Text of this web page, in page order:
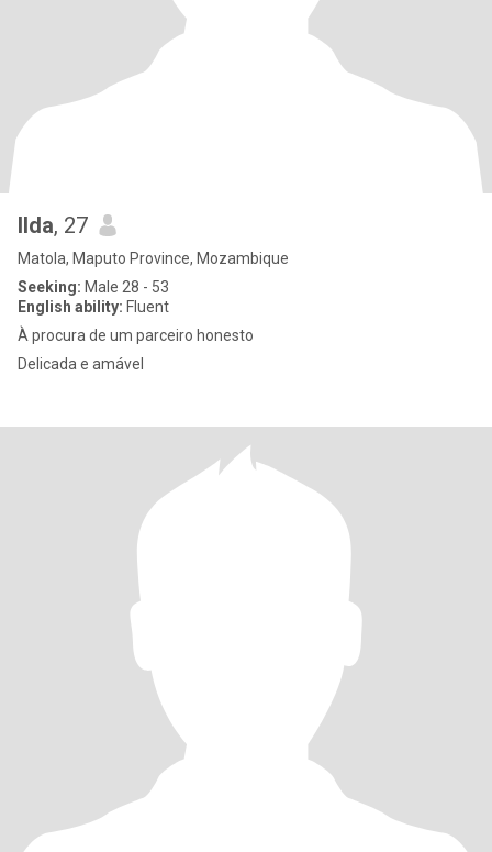
Ilda, 27
Matola, Maputo Province, Mozambique
Seeking: Male 28 - 53
English ability: Fluent
À procura de um parceiro honesto
Delicada e amável